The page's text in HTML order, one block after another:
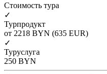
Cтоимость тура
✓
Турпродукт
от 2218 BYN (635 EUR)
✓
Туруслуга
250 BYN